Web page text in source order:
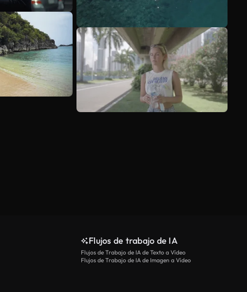
Flujos de trabajo de IA
Flujos de Trabajo de IA de Texto a Vídeo
Flujos de Trabajo de IA de Imagen a Vídeo